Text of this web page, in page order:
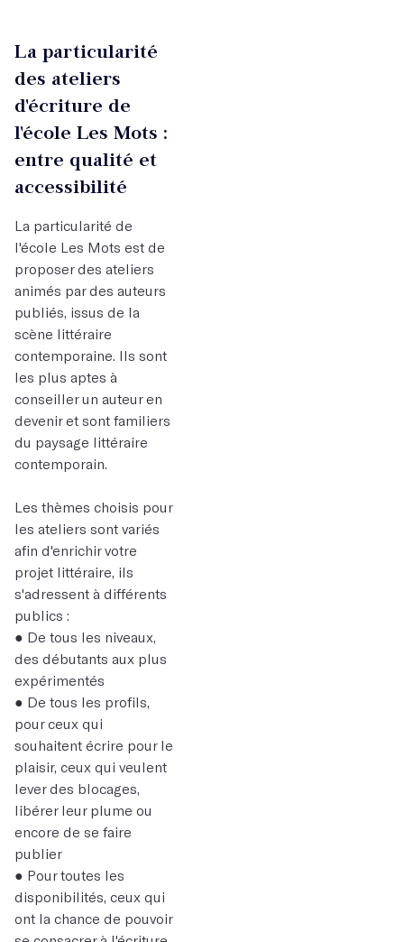
La particularité
des ateliers
d'écriture de
l'école Les Mots :
entre qualité et
accessibilité
La particularité de
l'école Les Mots est de
proposer des ateliers
animés par des auteurs
publiés, issus de la
scène littéraire
contemporaine. Ils sont
les plus aptes à
conseiller un auteur en
devenir et sont familiers
du paysage littéraire
contemporain.
Les thèmes choisis pour
les ateliers sont variés
afin d'enrichir votre
projet littéraire, ils
s'adressent à différents
publics :
● De tous les niveaux,
des débutants aux plus
expérimentés
● De tous les profils,
pour ceux qui
souhaitent écrire pour le
plaisir, ceux qui veulent
lever des blocages,
libérer leur plume ou
encore de se faire
publier
● Pour toutes les
disponibilités, ceux qui
ont la chance de pouvoir